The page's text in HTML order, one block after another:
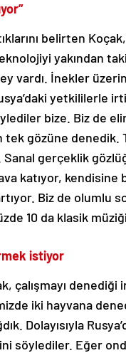
belirten
yakından
vardı. İnekler
yetkililerle
bize. Biz de
tek gözüne
gerçeklik
katıyor,
Biz de olumlu
10 da klasik
istiyor
denediği
iki hayvana
Dolayısıyla
söylediler. Eğer